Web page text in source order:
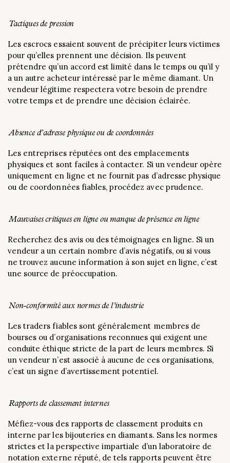
Tactiques de pression
Les escrocs essaient souvent de précipiter leurs victimes
pour qu’elles prennent une décision. Ils peuvent
prétendre qu’un accord est limité dans le temps ou qu’il y
a un autre acheteur intéressé par le même diamant. Un
vendeur légitime respectera votre besoin de prendre
votre temps et de prendre une décision éclairée.
Absence d’adresse physique ou de coordonnées
Les entreprises réputées ont des emplacements
physiques et sont faciles à contacter. Si un vendeur opère
uniquement en ligne et ne fournit pas d’adresse physique
ou de coordonnées fiables, procédez avec prudence.
Mauvaises critiques en ligne ou manque de présence en ligne
Recherchez des avis ou des témoignages en ligne. Si un
vendeur a un certain nombre d’avis négatifs, ou si vous
ne trouvez aucune information à son sujet en ligne, c’est
une source de préoccupation.
Non-conformité aux normes de l’industrie
Les traders fiables sont généralement membres de
bourses ou d’organisations reconnues qui exigent une
conduite éthique stricte de la part de leurs membres. Si
un vendeur n’est associé à aucune de ces organisations,
c’est un signe d’avertissement potentiel.
Rapports de classement internes
Méfiez-vous des rapports de classement produits en
interne par les bijouteries en diamants. Sans les normes
strictes et la perspective impartiale d’un laboratoire de
notation externe réputé, de tels rapports peuvent être